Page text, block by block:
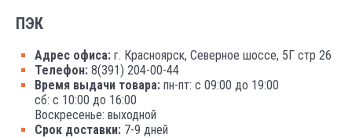
ПЭК
Адрес офиса: г. Красноярск, Северное шоссе, 5Г стр 26
Телефон: 8(391) 204-00-44
Время выдачи товара: пн-пт: с 09:00 до 19:00
сб: с 10:00 до 16:00
Воскресенье: выходной
Срок доставки: 7-9 дней